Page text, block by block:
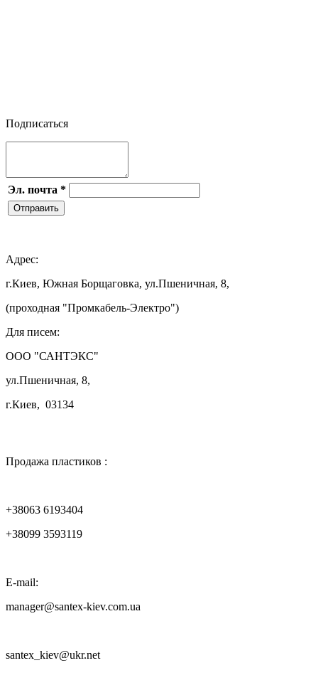
Подписаться
Эл. почта *
Отправить
Адрес:
г.Киев, Южная Борщаговка, ул.Пшеничная, 8,
(проходная "Промкабель-Электро")
Для писем:
ООО "САНТЭКС"
ул.Пшеничная, 8,
г.Киев, 03134
Продажа пластиков :
+38063 6193404
+38099 3593119
E-mail:
manager@santex-kiev.com.ua
santex_kiev@ukr.net